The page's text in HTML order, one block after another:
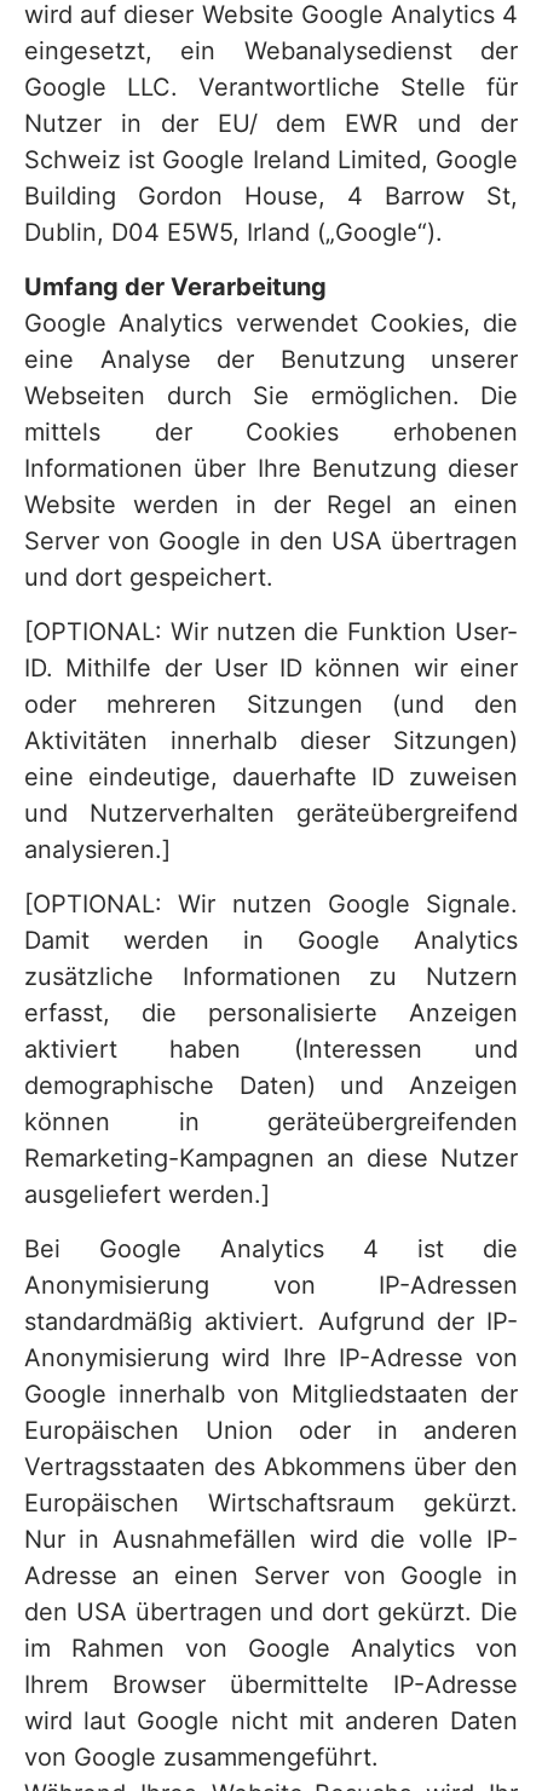
wird auf dieser Website Google Analytics 4
eingesetzt, ein Webanalysedienst der
Google LLC. Verantwortliche Stelle für
Nutzer in der EU/ dem EWR und der
Schweiz ist Google Ireland Limited, Google
Building Gordon House, 4 Barrow St,
Dublin, D04 E5W5, Irland („Google“).
Umfang der Verarbeitung
Google Analytics verwendet Cookies, die
eine Analyse der Benutzung unserer
Webseiten durch Sie ermöglichen. Die
mittels der Cookies erhobenen
Informationen über Ihre Benutzung dieser
Website werden in der Regel an einen
Server von Google in den USA übertragen
und dort gespeichert.
[OPTIONAL: Wir nutzen die Funktion User-
ID. Mithilfe der User ID können wir einer
oder mehreren Sitzungen (und den
Aktivitäten innerhalb dieser Sitzungen)
eine eindeutige, dauerhafte ID zuweisen
und Nutzerverhalten geräteübergreifend
analysieren.]
[OPTIONAL: Wir nutzen Google Signale.
Damit werden in Google Analytics
zusätzliche Informationen zu Nutzern
erfasst, die personalisierte Anzeigen
aktiviert haben (Interessen und
demographische Daten) und Anzeigen
können in geräteübergreifenden
Remarketing-Kampagnen an diese Nutzer
ausgeliefert werden.]
Bei Google Analytics 4 ist die
Anonymisierung von IP-Adressen
standardmäßig aktiviert. Aufgrund der IP-
Anonymisierung wird Ihre IP-Adresse von
Google innerhalb von Mitgliedstaaten der
Europäischen Union oder in anderen
Vertragsstaaten des Abkommens über den
Europäischen Wirtschaftsraum gekürzt.
Nur in Ausnahmefällen wird die volle IP-
Adresse an einen Server von Google in
den USA übertragen und dort gekürzt. Die
im Rahmen von Google Analytics von
Ihrem Browser übermittelte IP-Adresse
wird laut Google nicht mit anderen Daten
von Google zusammengeführt.